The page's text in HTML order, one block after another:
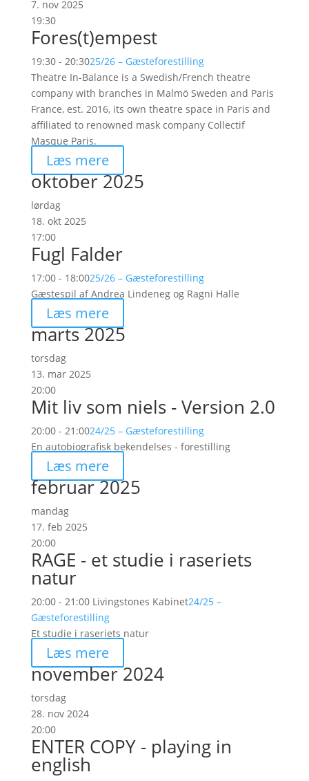
7. nov 2025
19:30
Fores(t)empest
19:30 - 20:3025/26 – Gæsteforestilling
Theatre In-Balance is a Swedish/French theatre
company with branches in Malmö Sweden and Paris
France, est. 2016, its own theatre space in Paris and
affiliated to renowned mask company Collectif
Masque Paris.
Læs mere
oktober 2025
lørdag
18. okt 2025
17:00
Fugl Falder
17:00 - 18:0025/26 – Gæsteforestilling
Gæstespil af Andrea Lindeneg og Ragni Halle
Læs mere
marts 2025
torsdag
13. mar 2025
20:00
Mit liv som niels - Version 2.0
20:00 - 21:0024/25 – Gæsteforestilling
En autobiografisk bekendelses - forestilling
Læs mere
februar 2025
mandag
17. feb 2025
20:00
RAGE - et studie i raseriets
natur
20:00 - 21:00 Livingstones Kabinet24/25 –
Gæsteforestilling
Et studie i raseriets natur
Læs mere
november 2024
torsdag
28. nov 2024
20:00
ENTER COPY - playing in
english